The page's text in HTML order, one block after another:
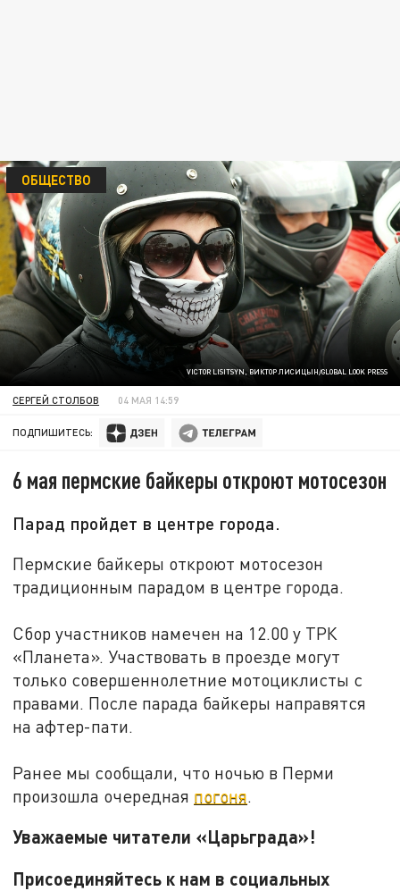
VICTOR LISITSYN, ВИКТОР ЛИСИЦЫН/GLOBAL LOOK PRESS
ОБЩЕСТВО
СЕРГЕЙ СТОЛБОВ 04 МАЯ 14:59
ПОДПИШИТЕСЬ:
6 мая пермские байкеры откроют мотосезон
Парад пройдет в центре города.
Пермские байкеры откроют мотосезон
традиционным парадом в центре города.
Сбор участников намечен на 12.00 у ТРК
«Планета». Участвовать в проезде могут
только совершеннолетние мотоциклисты с
правами. После парада байкеры направятся
на афтер-пати.
Ранее мы сообщали, что ночью в Перми
произошла очередная погоня.
Уважаемые читатели «Царьграда»!
Присоединяйтесь к нам в социальных